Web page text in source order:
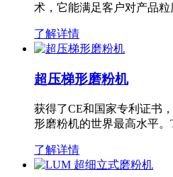
术，它能满足客户对产品
了解详情
超压梯形磨粉机
获得了CE和国家专利证书
形磨粉机的世界最高水平
了解详情